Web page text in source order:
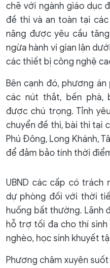
chẽ với ngành giáo dục
đề thi và an toàn tại
năng được yêu cầu
ngừa hành vi gian lận
các thiết bị công nghệ
Bên cạnh đó, phương
các nút thắt, bến phà,
được chú trọng. Tỉnh
chuyển đề thi, bài thi tại
Phú Đông, Long Khánh,
để đảm bảo tính thời
UBND các cấp có trách
dự phòng đối với thời
huống bất thường. Lãnh
hỗ trợ tối đa cho thí
nghèo, học sinh khuyết
Phương châm xuyên